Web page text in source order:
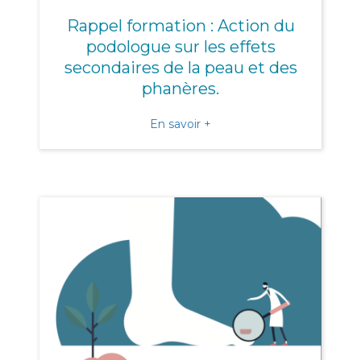
Rappel formation : Action du
podologue sur les effets
secondaires de la peau et des
phanères.
En savoir +